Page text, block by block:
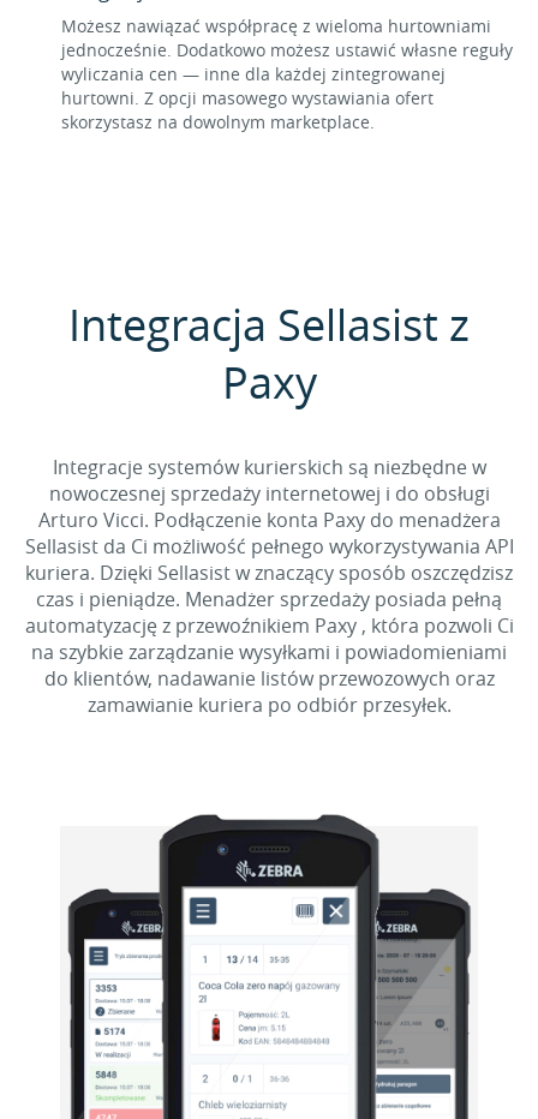
Możesz nawiązać współpracę z wieloma hurtowniami
jednocześnie. Dodatkowo możesz ustawić własne reguły
wyliczania cen — inne dla każdej zintegrowanej
hurtowni. Z opcji masowego wystawiania ofert
skorzystasz na dowolnym marketplace.
Integracja Sellasist z
Paxy
Integracje systemów kurierskich są niezbędne w
nowoczesnej sprzedaży internetowej i do obsługi
Arturo Vicci. Podłączenie konta Paxy do menadżera
Sellasist da Ci możliwość pełnego wykorzystywania API
kuriera. Dzięki Sellasist w znaczący sposób oszczędzisz
czas i pieniądze. Menadżer sprzedaży posiada pełną
automatyzację z przewoźnikiem Paxy , która pozwoli Ci
na szybkie zarządzanie wysyłkami i powiadomieniami
do klientów, nadawanie listów przewozowych oraz
zamawianie kuriera po odbiór przesyłek.